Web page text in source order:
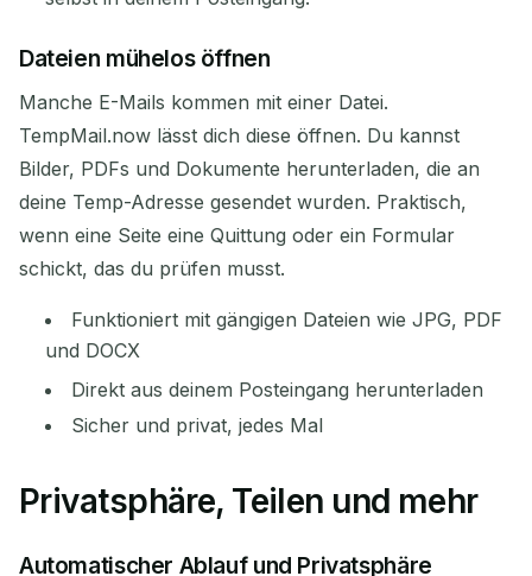
Dateien mühelos öffnen
Manche E-Mails kommen mit einer Datei.
TempMail.now lässt dich diese öffnen. Du kannst
Bilder, PDFs und Dokumente herunterladen, die an
deine Temp-Adresse gesendet wurden. Praktisch,
wenn eine Seite eine Quittung oder ein Formular
schickt, das du prüfen musst.
Funktioniert mit gängigen Dateien wie JPG, PDF
und DOCX
Direkt aus deinem Posteingang herunterladen
Sicher und privat, jedes Mal
Privatsphäre, Teilen und mehr
Automatischer Ablauf und Privatsphäre